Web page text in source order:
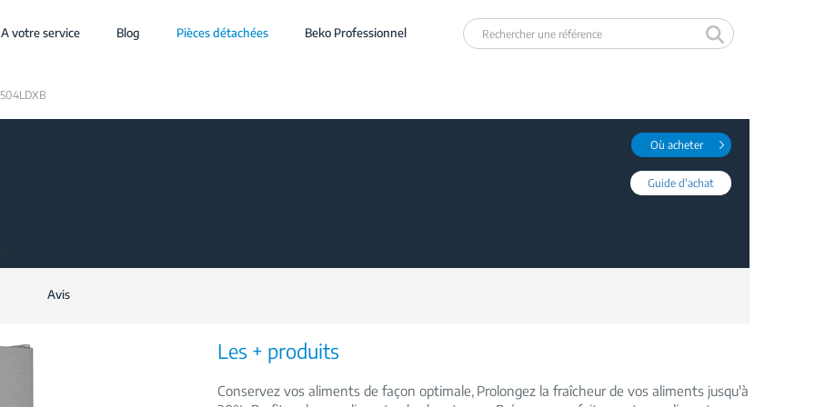
A votre service Blog Pièces détachées Beko Professionnel
Où acheter
Guide d'achat
Avis
Les + produits
Conservez vos aliments de façon optimale Prolongez la fraîcheur de vos aliments jusqu'à